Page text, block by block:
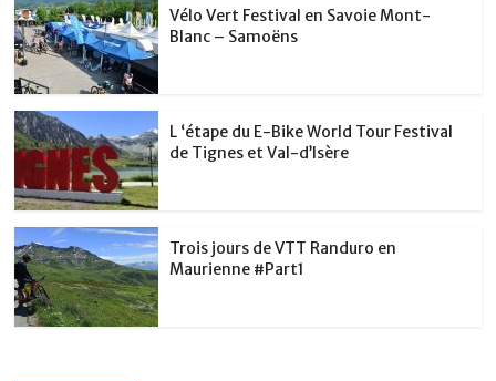
Vélo Vert Festival en Savoie Mont-
Blanc – Samoëns
L ‘étape du E-Bike World Tour Festival
de Tignes et Val-d’Isère
Trois jours de VTT Randuro en
Maurienne #Part1